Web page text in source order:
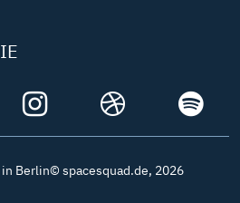
S
P
S
P
S
P
Berlin© spacesquad.de, 2026